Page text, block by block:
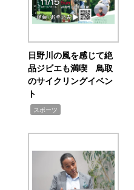
日野川の風を感じて絶
品ジビエも満喫 鳥取
のサイクリングイベン
ト
スポーツ